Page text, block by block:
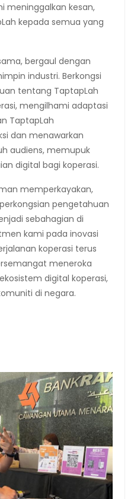
meninggalkan kesan,
kepada semua yang
bergaul dengan
industri. Berkongsi
tentang TaptapLah
mengilhami adaptasi
TaptapLah
dan menawarkan
audiens, memupuk
digital bagi koperasi.
memperkayakan,
pengetahuan
sebahagian di
kami pada inovasi
koperasi terus
meneroka
digital koperasi,
di negara.